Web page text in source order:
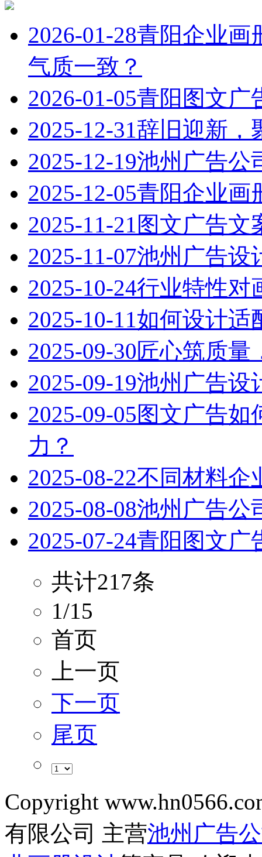
2026-01-28青阳企业画
气质一致？
2026-01-05青阳图文广
2025-12-31辞旧迎新，
2025-12-19池州广告公
2025-12-05青阳企业画
2025-11-21 图文广告文
2025-11-07池州广告设
2025-10-24行业特性对
2025-10-11如何设计适
2025-09-30匠心筑质量
2025-09-19池州广告设
2025-09-05图文广告如
力？
2025-08-22不同材料企
2025-08-08池州广告公
2025-07-24青阳图文广
共计217条
1/15
首页
上一页
下一页
尾页
Copyright
有限公司 主营池州广告